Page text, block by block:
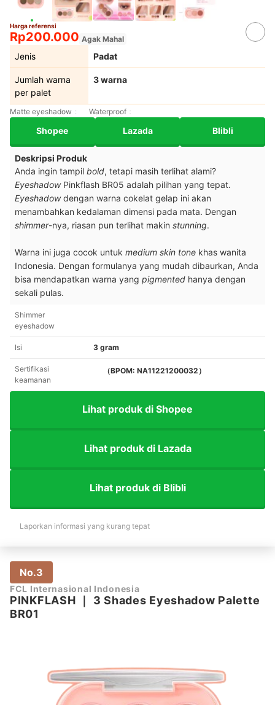
Harga referensi
Rp200.000 Agak Mahal
Jenis Padat
Jumlah warna
per palet
3 warna
Matte eyeshadow Waterproof
Shopee Lazada Blibli
Deskripsi Produk
Anda ingin tampil bold, tetapi masih terlihat alami?
EyeshadowPinkflash BR05 adalah pilihan yang tepat.
Eyeshadowdengan warna cokelat gelap ini akan
menambahkan kedalaman dimensi pada mata. Dengan
shimmer-nya, riasan pun terlihat makin stunning.
Warna ini juga cocok untuk medium skin tone khas wanita
Indonesia. Dengan formulanya yang mudah dibaurkan, Anda
bisa mendapatkan warna yang pigmented hanya dengan
sekali pulas.
Shimmer
eyeshadow
Isi 3 gram
Sertifikasi
keamanan
（BPOM: NA11221200032）
Lihat produk di Shopee
Lihat produk di Lazada
Lihat produk di Blibli
Laporkan informasi yang kurang tepat
No.3
FCL Internasional Indonesia
PINKFLASH ｜ 3 Shades Eyeshadow Palette
BR01